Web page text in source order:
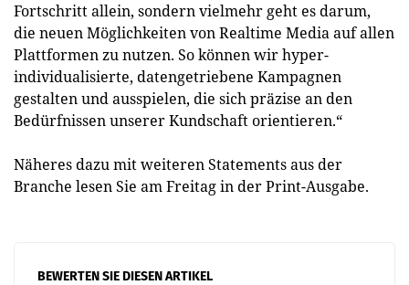
Fortschritt allein, sondern vielmehr geht es darum,
die neuen Möglichkeiten von Realtime Media auf allen
Plattformen zu nutzen. So können wir hyper-
individualisierte, datengetriebene Kampagnen
gestalten und ausspielen, die sich präzise an den
Bedürfnissen unserer Kundschaft orientieren.“
Näheres dazu mit weiteren Statements aus der
Branche lesen Sie am Freitag in der Print-Ausgabe.
BEWERTEN SIE DIESEN ARTIKEL